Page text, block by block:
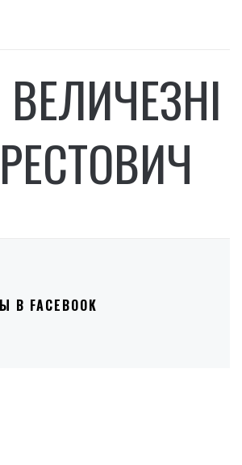
В FACEBOOK